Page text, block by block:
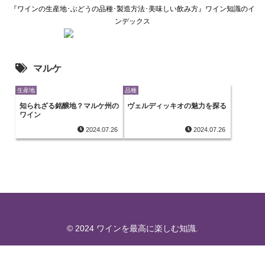
『ワインの生産地･ぶどうの品種･製造方法･美味しい飲み方』ワイン知識のイ
ンデックス
マルケ
生産地
知られざる銘醸地？マルケ州の
ワイン
2024.07.26
品種
ヴェルディッキオの魅力を探る
2024.07.26
© 2024 ワインを最高に楽しむ知識.